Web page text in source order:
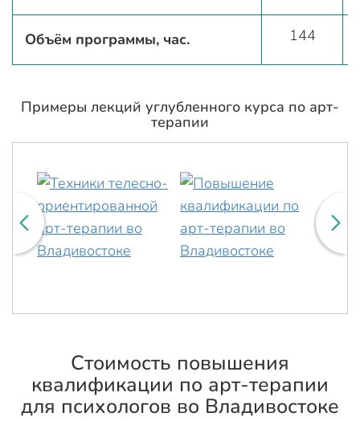
Объём программы, час. 144
Примеры лекций углубленного курса по арт-
терапии
Стоимость повышения
квалификации по арт-терапии
для психологов во Владивостоке